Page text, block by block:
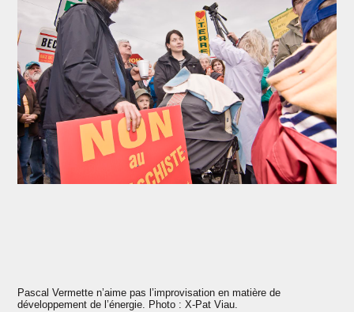
Pascal Vermette n’aime pas l’improvisation en matière de
développement de l’énergie. Photo : X-Pat Viau.